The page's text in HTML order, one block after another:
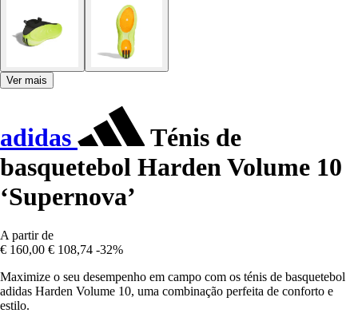
Ver mais
adidas
Ténis de
basquetebol Harden Volume 10
‘Supernova’
A partir de
€ 160,00 € 108,74 -32%
Maximize o seu desempenho em campo com os ténis de basquetebol
adidas Harden Volume 10, uma combinação perfeita de conforto e
estilo.